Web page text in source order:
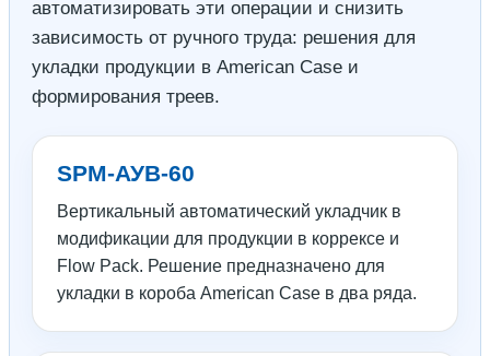
автоматизировать эти операции и снизить
зависимость от ручного труда: решения для
укладки продукции в American Case и
формирования треев.
SPM-АУВ-60
Вертикальный автоматический укладчик в
модификации для продукции в коррексе и
Flow Pack. Решение предназначено для
укладки в короба American Case в два ряда.